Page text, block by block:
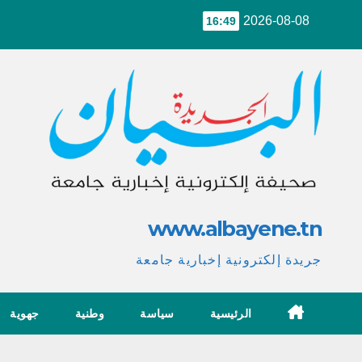
2026-08-08
16:49
www.albayene.tn
جريدة إلكترونية إخبارية جامعة
الرئيسية سياسة وطنية جهوية